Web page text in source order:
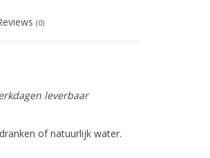
(0)
leverbaar
of natuurlijk water.